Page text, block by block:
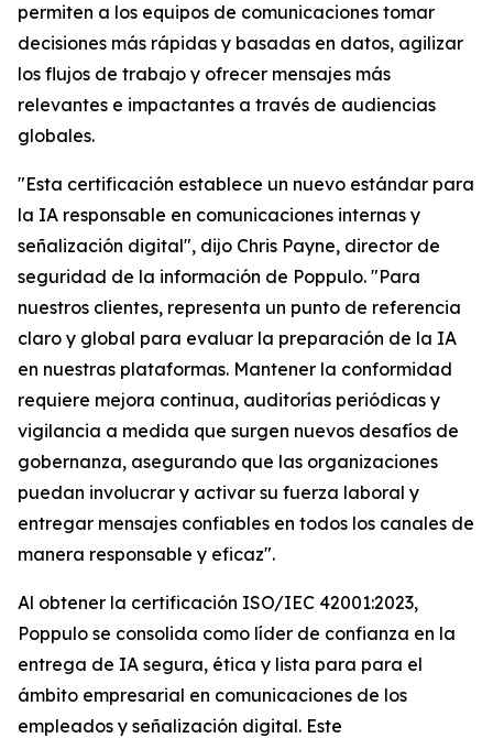
permiten a los equipos de comunicaciones tomar
decisiones más rápidas y basadas en datos, agilizar
los flujos de trabajo y ofrecer mensajes más
relevantes e impactantes a través de audiencias
globales.
"Esta certificación establece un nuevo estándar para
la IA responsable en comunicaciones internas y
señalización digital", dijo Chris Payne, director de
seguridad de la información de Poppulo. "Para
nuestros clientes, representa un punto de referencia
claro y global para evaluar la preparación de la IA
en nuestras plataformas. Mantener la conformidad
requiere mejora continua, auditorías periódicas y
vigilancia a medida que surgen nuevos desafíos de
gobernanza, asegurando que las organizaciones
puedan involucrar y activar su fuerza laboral y
entregar mensajes confiables en todos los canales de
manera responsable y eficaz".
Al obtener la certificación ISO/IEC 42001:2023,
Poppulo se consolida como líder de confianza en la
entrega de IA segura, ética y lista para para el
ámbito empresarial en comunicaciones de los
empleados y señalización digital. Este